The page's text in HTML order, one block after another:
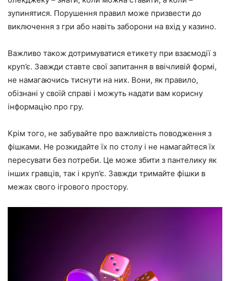
зупинятися. Порушення правил може призвести до
виключення з гри або навіть заборони на вхід у казино.
Важливо також дотримуватися етикету при взаємодії з
круп’є. Завжди ставте свої запитання в ввічливій формі,
не намагаючись тиснути на них. Вони, як правило,
обізнані у своїй справі і можуть надати вам корисну
інформацію про гру.
Крім того, не забувайте про важливість поводження з
фішками. Не розкидайте їх по столу і не намагайтеся їх
пересувати без потреби. Це може збити з пантелику як
інших гравців, так і круп’є. Завжди тримайте фішки в
межах свого ігрового простору.